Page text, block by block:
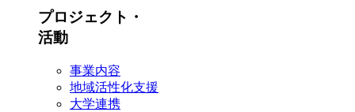
プロジェクト・
活動
事業内容
地域活性化支援
大学連携